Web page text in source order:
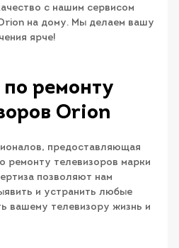
с нашим сервисом
на дому. Мы делаем вашу
ярче!
ремонту
Orion
предоставляющая
ремонту телевизоров марки
позволяют нам
и устранить любые
вашему телевизору жизнь и